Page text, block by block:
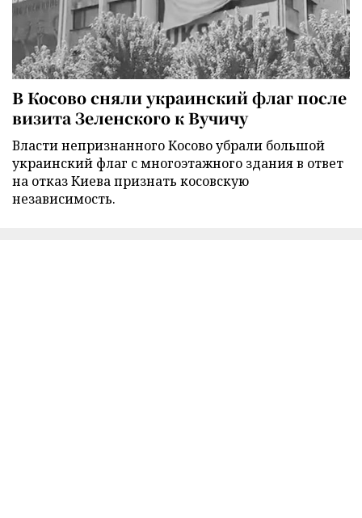
В Косово сняли украинский флаг после
визита Зеленского к Вучичу
Власти непризнанного Косово убрали большой
украинский флаг с многоэтажного здания в ответ
на отказ Киева признать косовскую
независимость.